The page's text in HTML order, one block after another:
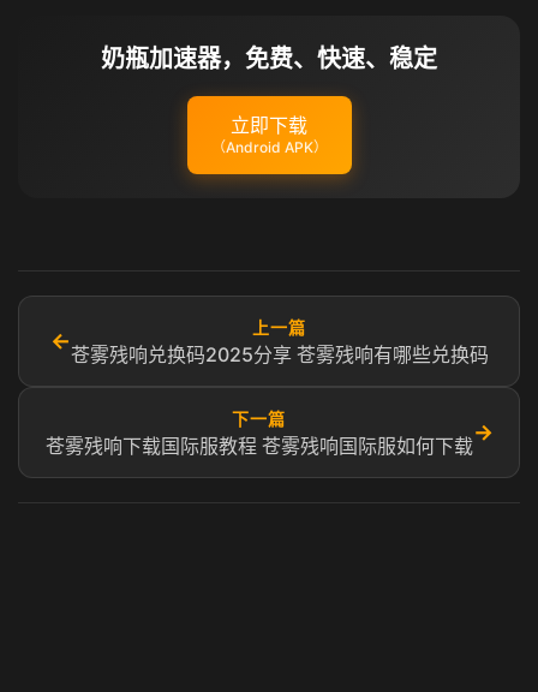
奶瓶加速器，免费、快速、稳定
立即下载
（Android APK）
←
上一篇
苍雾残响兑换码2025分享 苍雾残响有哪些兑换码
下一篇
苍雾残响下载国际服教程 苍雾残响国际服如何下载
→